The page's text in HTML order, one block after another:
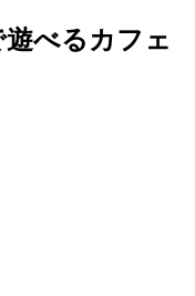
べるカフェ